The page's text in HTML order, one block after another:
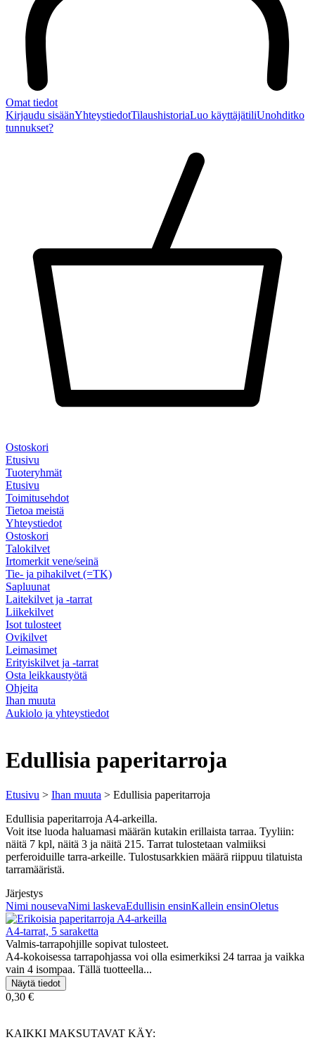
Omat tiedot
Kirjaudu sisäänYhteystiedotTilaushistoriaLuo käyttäjätiliUnohditko
tunnukset?
Ostoskori
Etusivu
Tuoteryhmät
Etusivu
Toimitusehdot
Tietoa meistä
Yhteystiedot
Ostoskori
Talokilvet
Irtomerkit vene/seinä
Tie- ja pihakilvet (=TK)
Sapluunat
Laitekilvet ja -tarrat
Liikekilvet
Isot tulosteet
Ovikilvet
Leimasimet
Erityiskilvet ja -tarrat
Osta leikkaustyötä
Ohjeita
Ihan muuta
Aukiolo ja yhteystiedot
Edullisia paperitarroja
Etusivu > Ihan muuta > Edullisia paperitarroja
Edullisia paperitarroja A4-arkeilla.
Voit itse luoda haluamasi määrän kutakin erillaista tarraa. Tyyliin:
näitä 7 kpl, näitä 3 ja näitä 215. Tarrat tulostetaan valmiiksi
perferoiduille tarra-arkeille. Tulostusarkkien määrä riippuu tilatuista
tarramääristä.
Järjestys
Nimi nousevaNimi laskevaEdullisin ensinKallein ensinOletus
A4-tarrat, 5 saraketta
Valmis-tarrapohjille sopivat tulosteet.
A4-kokoisessa tarrapohjassa voi olla esimerkiksi 24 tarraa ja vaikka
vain 4 isompaa. Tällä tuotteella...
0,30 €
KAIKKI MAKSUTAVAT KÄY: